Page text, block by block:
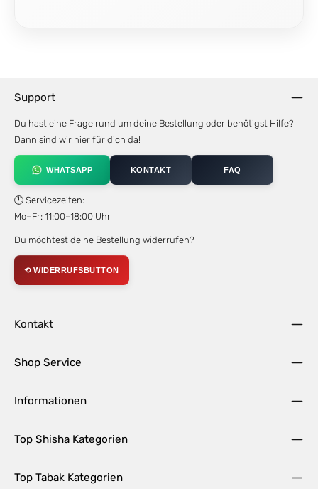
Support
Du hast eine Frage rund um deine Bestellung oder benötigst Hilfe?
Dann sind wir hier für dich da!
WHATSAPP KONTAKT FAQ
🕒 Servicezeiten:
Mo–Fr: 11:00–18:00 Uhr
Du möchtest deine Bestellung widerrufen?
⟲ WIDERRUFSBUTTON
Kontakt
Shop Service
Informationen
Top Shisha Kategorien
Top Tabak Kategorien